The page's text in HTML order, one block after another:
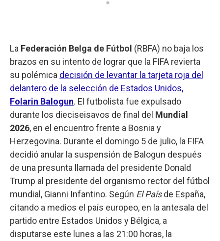
La Federación Belga de Fútbol (RBFA) no baja los
brazos en su intento de lograr que la FIFA revierta
su polémica decisión de levantar la tarjeta roja del
delantero de la selección de Estados Unidos,
Folarin Balogun. El futbolista fue expulsado
durante los dieciseisavos de final del Mundial
2026, en el encuentro frente a Bosnia y
Herzegovina. Durante el domingo 5 de julio, la FIFA
decidió anular la suspensión de Balogun después
de una presunta llamada del presidente Donald
Trump al presidente del organismo rector del fútbol
mundial, Gianni Infantino. Según El Paísde España,
citando a medios el país europeo, en la antesala del
partido entre Estados Unidos y Bélgica, a
disputarse este lunes a las 21:00 horas, la